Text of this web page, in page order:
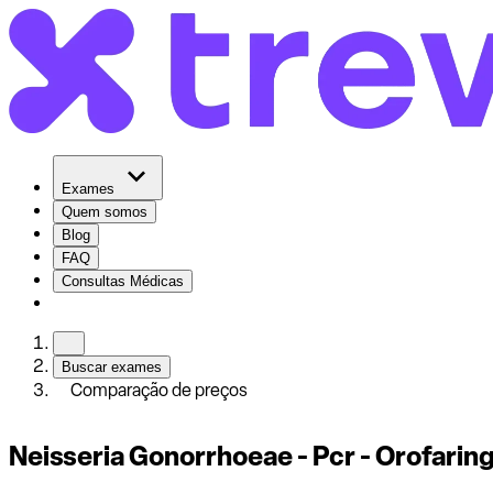
Exames
Quem somos
Blog
FAQ
Consultas Médicas
Buscar exames
Comparação de preços
Neisseria Gonorrhoeae - Pcr -